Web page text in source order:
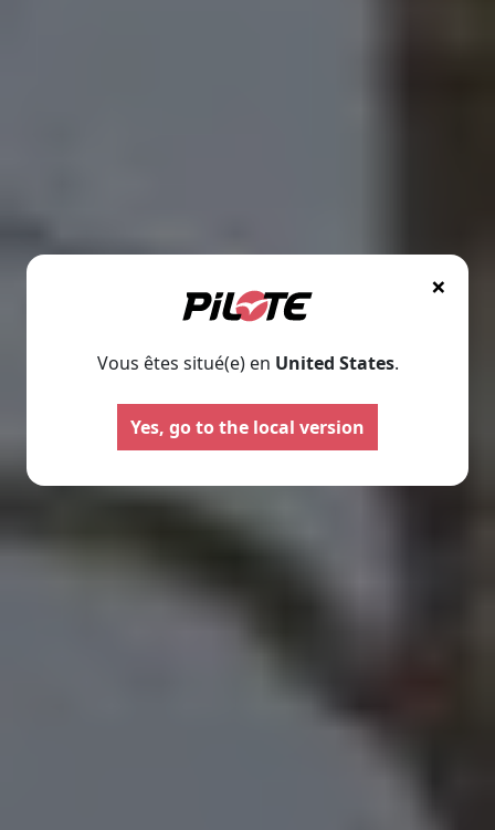
×
Vous êtes situé(e) en United States.
Yes, go to the local version